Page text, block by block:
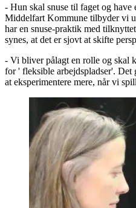
- Hun skal snuse til faget og
Middelfart Kommune tilbyder vi
har en snuse-praktik med
synes, at det er sjovt at skifte
- Vi bliver pålagt en rolle og skal
for ' fleksible arbejdspladser'.
at eksperimentere mere, når vi